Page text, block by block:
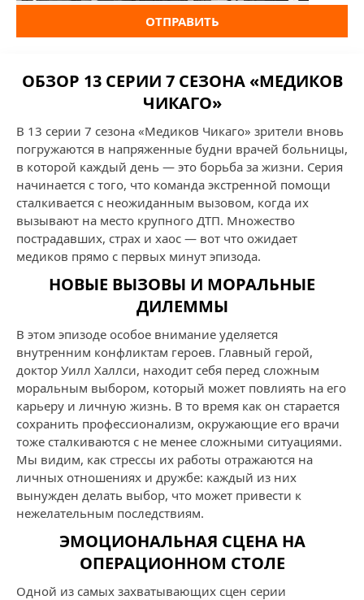
ОТПРАВИТЬ
ОБЗОР 13 СЕРИИ 7 СЕЗОНА «МЕДИКОВ
ЧИКАГО»
В 13 серии 7 сезона «Медиков Чикаго» зрители вновь
погружаются в напряженные будни врачей больницы,
в которой каждый день — это борьба за жизни. Серия
начинается с того, что команда экстренной помощи
сталкивается с неожиданным вызовом, когда их
вызывают на место крупного ДТП. Множество
пострадавших, страх и хаос — вот что ожидает
медиков прямо с первых минут эпизода.
НОВЫЕ ВЫЗОВЫ И МОРАЛЬНЫЕ
ДИЛЕММЫ
В этом эпизоде особое внимание уделяется
внутренним конфликтам героев. Главный герой,
доктор Уилл Халлси, находит себя перед сложным
моральным выбором, который может повлиять на его
карьеру и личную жизнь. В то время как он старается
сохранить профессионализм, окружающие его врачи
тоже сталкиваются с не менее сложными ситуациями.
Мы видим, как стрессы их работы отражаются на
личных отношениях и дружбе: каждый из них
вынужден делать выбор, что может привести к
нежелательным последствиям.
ЭМОЦИОНАЛЬНАЯ СЦЕНА НА
ОПЕРАЦИОННОМ СТОЛЕ
Одной из самых захватывающих сцен серии